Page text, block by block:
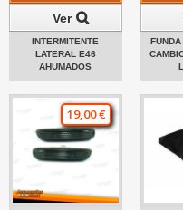
Ver
INTERMITENTE
LATERAL E46
AHUMADOS
19,00 €